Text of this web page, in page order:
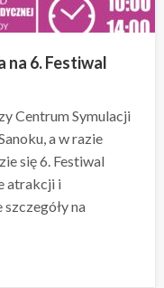
na 6. Festiwal
Centrum Symulacji
a w razie
się 6. Festiwal
atrakcji i
na